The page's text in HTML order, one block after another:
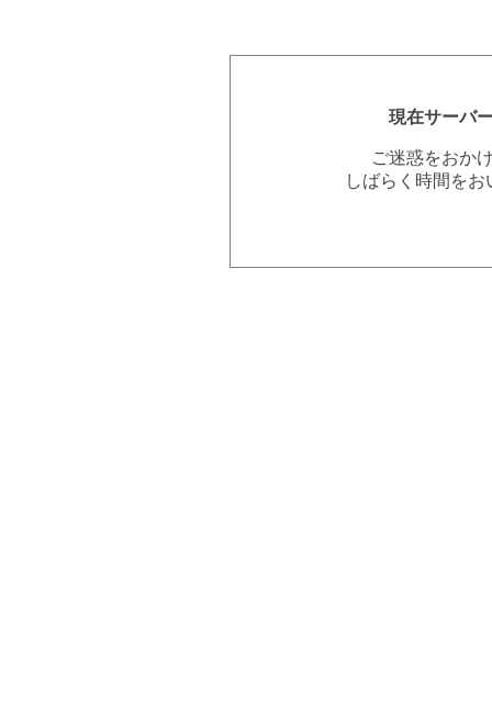
現在サーバ
ご迷惑をおか
しばらく時間を